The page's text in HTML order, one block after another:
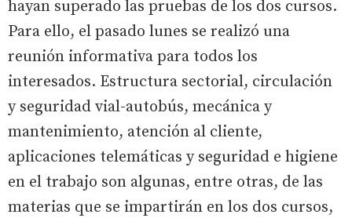
hayan superado las pruebas de los dos cursos.
Para ello, el pasado lunes se realizó una
reunión informativa para todos los
interesados. Estructura sectorial, circulación
y seguridad vial-autobús, mecánica y
mantenimiento, atención al cliente,
aplicaciones telemáticas y seguridad e higiene
en el trabajo son algunas, entre otras, de las
materias que se impartirán en los dos cursos,